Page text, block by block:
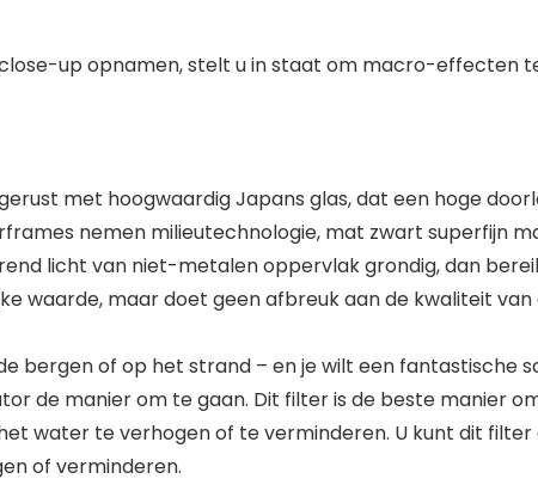
up opnamen, stelt u in staat om macro-effecten
met hoogwaardig Japans glas, dat een hoge
nemen milieutechnologie, mat zwart superfijn
licht van niet-metalen oppervlak grondig, dan
waarde, maar doet geen afbreuk aan de kwaliteit
bergen of op het strand – en je wilt een
de manier om te gaan. Dit filter is de beste manier
water te verhogen of te verminderen. U kunt dit
of verminderen.